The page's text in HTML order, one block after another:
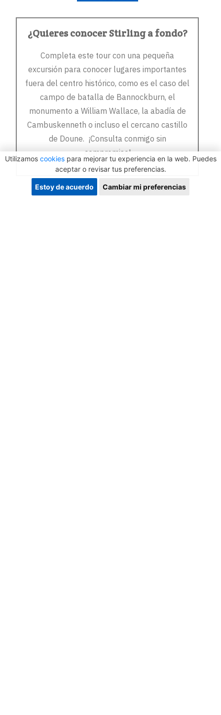
Utilizamos cookiespara mejorar tu experiencia en la web. Puedes
aceptar o revisar tus preferencias.
Estoy de acuerdo Cambiar mi preferencias
¿Quieres conocer Stirling a fondo?
Completa este tour con una pequeña
excursión para conocer lugares importantes
fuera del centro histórico, como es el caso del
campo de batalla de Bannockburn, el
monumento a William Wallace, la abadía de
Cambuskenneth o incluso el cercano castillo
de Doune. ¡Consulta conmigo sin
compromiso!